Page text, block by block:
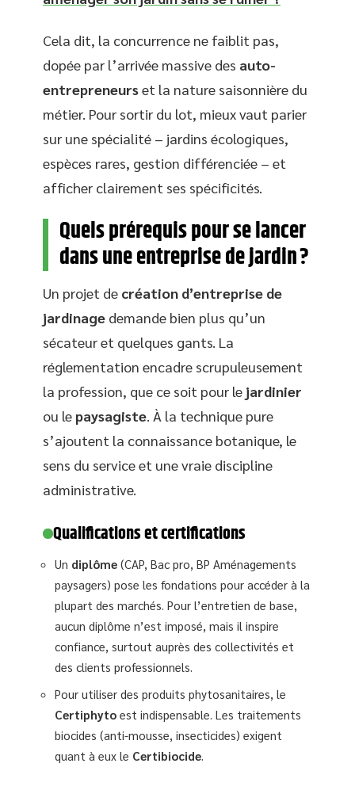
Cela dit, la concurrence ne faiblit pas,
dopée par l’arrivée massive des auto-
entrepreneurset la nature saisonnière du
métier. Pour sortir du lot, mieux vaut parier
sur une spécialité – jardins écologiques,
espèces rares, gestion différenciée – et
afficher clairement ses spécificités.
Quels prérequis pour se lancer
dans une entreprise de jardin ?
Un projet de création d’entreprise de
jardinage demande bien plus qu’un
sécateur et quelques gants. La
réglementation encadre scrupuleusement
la profession, que ce soit pour le jardinier
ou le paysagiste. À la technique pure
s’ajoutent la connaissance botanique, le
sens du service et une vraie discipline
administrative.
Qualifications et certifications
Un diplôme (CAP, Bac pro, BP Aménagements
paysagers) pose les fondations pour accéder à la
plupart des marchés. Pour l’entretien de base,
aucun diplôme n’est imposé, mais il inspire
confiance, surtout auprès des collectivités et
des clients professionnels.
Pour utiliser des produits phytosanitaires, le
Certiphyto est indispensable. Les traitements
biocides (anti-mousse, insecticides) exigent
quant à eux le Certibiocide